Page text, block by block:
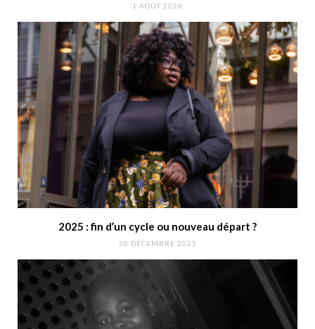
1 AOÛT 2026
2025 : fin d’un cycle ou nouveau départ ?
30 DÉCEMBRE 2025